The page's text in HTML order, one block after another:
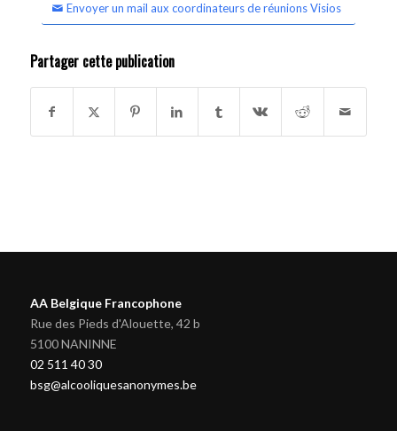
Envoyer un mail aux coordinateurs de réunions Visios
Partager cette publication
AA Belgique Francophone
Rue des Pieds d'Alouette, 42 b
5100 NANINNE
02 511 40 30
bsg@alcooliquesanonymes.be